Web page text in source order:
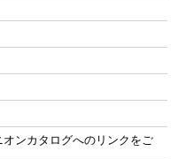
オンカタログへのリンクをご